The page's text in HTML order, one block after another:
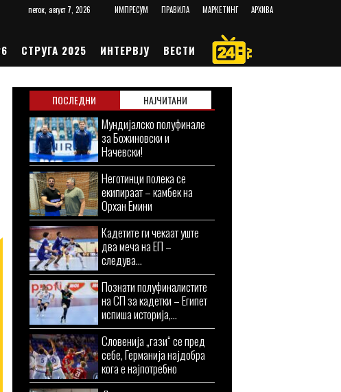
петок, август 7, 2026 ИМПРЕСУМ ПРАВИЛА МАРКЕТИНГ АРХИВА
СТРУГА 2025 ИНТЕРВЈУ ВЕСТИ
ПОСЛЕДНИ НАЈЧИТАНИ
Мундијалско полуфинале
за Божиновски и
Начевски!
Неготинци полека се
екипираат – камбек на
Орхан Емини
Кадетите ги чекаат уште
два меча на ЕП –
следува...
Познати полуфиналистите
на СП за кадетки – Египет
испиша историја,...
Словенија „гази“ се пред
себе, Германија најдобра
кога е најпотребно